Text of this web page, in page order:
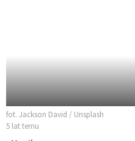
fot. Jackson David / Unsplash
5 lat temu